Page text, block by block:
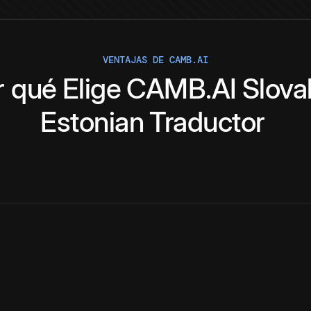
VENTAJAS DE CAMB.AI
qué EligeCAMB.AI
Estonian Traductor